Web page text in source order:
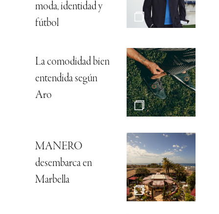
moda, identidad y
fútbol
La comodidad bien
entendida según
Aro
MANERO
desembarca en
Marbella